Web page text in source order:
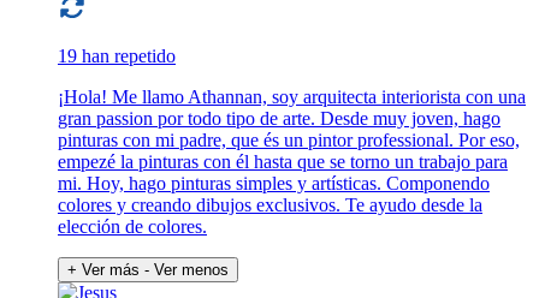
19 han repetido
¡Hola! Me llamo Athannan, soy arquitecta interiorista con una
gran passion por todo tipo de arte. Desde muy joven, hago
pinturas con mi padre, que és un pintor professional. Por eso,
empezé la pinturas con él hasta que se torno un trabajo para
mi. Hoy, hago pinturas simples y artísticas. Componendo
colores y creando dibujos exclusivos. Te ayudo desde la
elección de colores.
+ Ver más - Ver menos